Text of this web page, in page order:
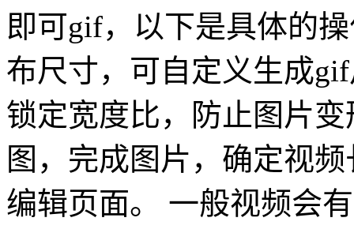
即可gif，以下是具体的
布尺寸，可自定义生成
锁定宽度比，防止图片
图，完成图片，确定视
编辑页面。 一般视频会